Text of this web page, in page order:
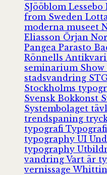
SJööblom
from Sweden
moderna museet
Eliasson Örjan
Pangea Parasto
Rönnells
seminarium Show
stadsvandring
Stockholms
Svensk Bokkonst
Systembolaget
trendspaning
typografi
typography UI
typography
vandring Vart är
vernissage